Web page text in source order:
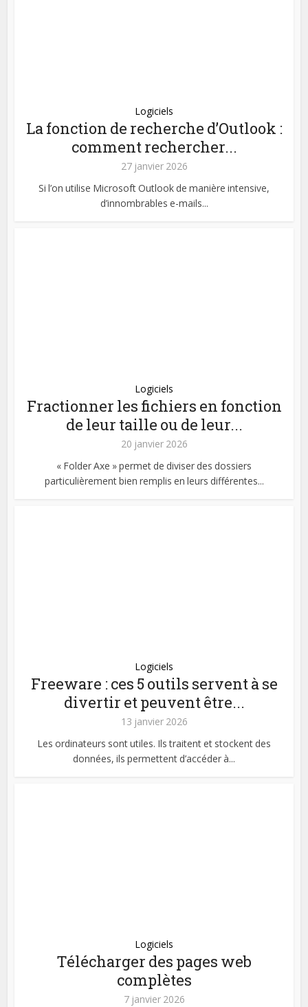
Logiciels
La fonction de recherche d’Outlook :
comment rechercher...
27 janvier 2026
Si l’on utilise Microsoft Outlook de manière intensive,
d’innombrables e-mails...
Logiciels
Fractionner les fichiers en fonction
de leur taille ou de leur...
20 janvier 2026
« Folder Axe » permet de diviser des dossiers
particulièrement bien remplis en leurs différentes...
Logiciels
Freeware : ces 5 outils servent à se
divertir et peuvent être...
13 janvier 2026
Les ordinateurs sont utiles. Ils traitent et stockent des
données, ils permettent d’accéder à...
Logiciels
Télécharger des pages web
complètes
7 janvier 2026